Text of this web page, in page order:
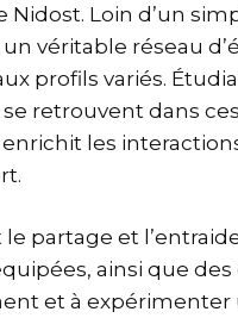
Loin d’un
véritable réseau
profils variés.
retrouvent dans
les
partage et
ainsi que des
et à expérimenter